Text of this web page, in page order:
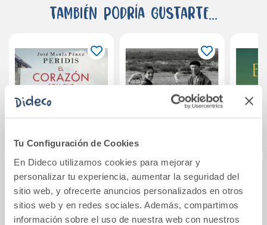
Tu Configuración de Cookies
En Dideco utilizamos cookies para mejorar y
personalizar tu experiencia, aumentar la seguridad del
sitio web, y ofrecerte anuncios personalizados en otros
sitios web y en redes sociales. Además, compartimos
información sobre el uso de nuestra web con nuestros
También podría gustarte...
El corazón con que
vivo
Viaje a la Alcarria
seguido de Nuevo
viaje a La Alcarria